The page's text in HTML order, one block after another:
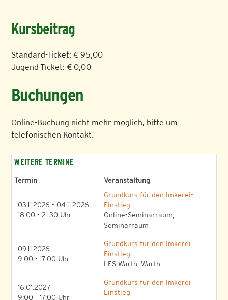
Kursbeitrag
Standard-Ticket: € 95,00
Jugend-Ticket: € 0,00
Buchungen
Online-Buchung nicht mehr möglich, bitte um
telefonischen Kontakt.
WEITERE TERMINE
Termin Veranstaltung
03.11.2026 - 04.11.2026
18:00 - 21:30 Uhr
Grundkurs für den Imkerei-
Einstieg
Online-Seminarraum,
Seminarraum
09.11.2026
9:00 - 17:00 Uhr
Grundkurs für den Imkerei-
Einstieg
LFS Warth, Warth
16.01.2027
9:00 - 17:00 Uhr
Grundkurs für den Imkerei-
Einstieg